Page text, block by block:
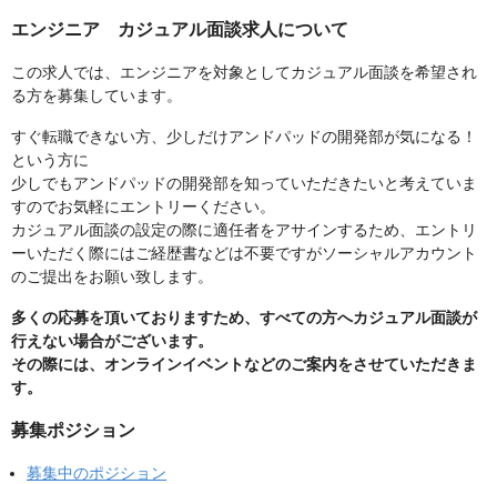
エンジニア カジュアル面談求人について
この求人では、エンジニアを対象としてカジュアル面談を希望され
る方を募集しています。
すぐ転職できない方、少しだけアンドパッドの開発部が気になる！
という方に
少しでもアンドパッドの開発部を知っていただきたいと考えていま
すのでお気軽にエントリーください。
カジュアル面談の設定の際に適任者をアサインするため、エントリ
ーいただく際にはご経歴書などは不要ですがソーシャルアカウント
のご提出をお願い致します。
多くの応募を頂いておりますため、すべての方へカジュアル面談が
行えない場合がございます。
その際には、オンラインイベントなどのご案内をさせていただきま
す。
募集ポジション
募集中のポジション